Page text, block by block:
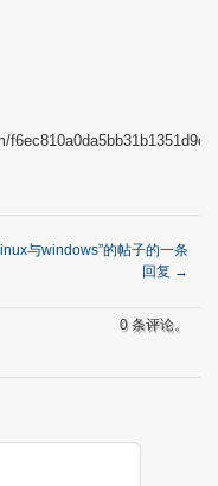
与windows”的帖子的一条
回复 →
0 条评论。